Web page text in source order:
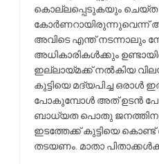
കൊല്ലപ്പെടുകയും ചെയ്ത
കോർണറായിരുന്നുവെന്ന്
അവിടെ എന്ത് നടന്നാലും
അധികാരികൾക്കും
ഇല്ലായ്മക്ക്‌ നല്‍കിയ
കുട്ടിയെ മദ്യപിച്ച ഒരാൾ
പോകുമ്പോൾ അത് ഉടൻ
ബാധ്യത പൊതു
ഇടത്തേക്ക് കുട്ടിയെ
തടയണം. മാതാ